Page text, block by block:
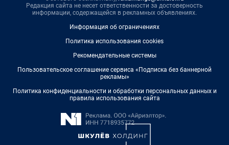
Редакция сайта не несет ответственности за достоверность
информации, содержащейся в рекламных объявлениях.
Информация об ограничениях
Политика использования cookies
Рекомендательные системы
Пользовательское соглашение сервиса «Подписка без баннерной
рекламы»
Политика конфиденциальности и обработки персональных данных и
правила использования сайта